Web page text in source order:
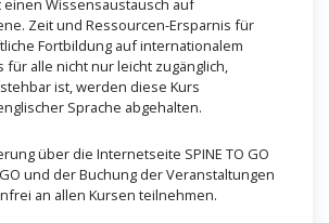
Wissensaustausch auf
Zeit und Ressourcen-Ersparnis für
Fortbildung auf internationalem
für alle nicht nur leicht zugänglich,
ist, werden diese Kurs
Sprache abgehalten.
über die Internetseite SPINE TO GO
und der Buchung der Veranstaltungen
an allen Kursen teilnehmen.